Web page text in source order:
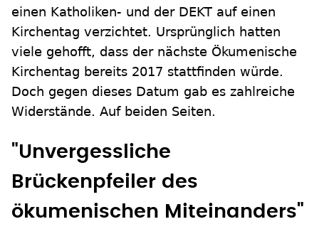
einen Katholiken- und der DEKT auf einen
Kirchentag verzichtet. Ursprünglich hatten
viele gehofft, dass der nächste Ökumenische
Kirchentag bereits 2017 stattfinden würde.
Doch gegen dieses Datum gab es zahlreiche
Widerstände. Auf beiden Seiten.
"Unvergessliche
Brückenpfeiler des
ökumenischen Miteinanders"